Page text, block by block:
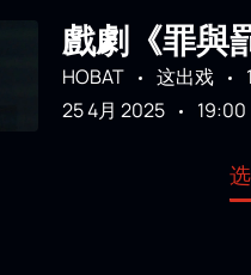
戲劇《罪與
НОВАТ 这出戏
25 4月 2025
19:00